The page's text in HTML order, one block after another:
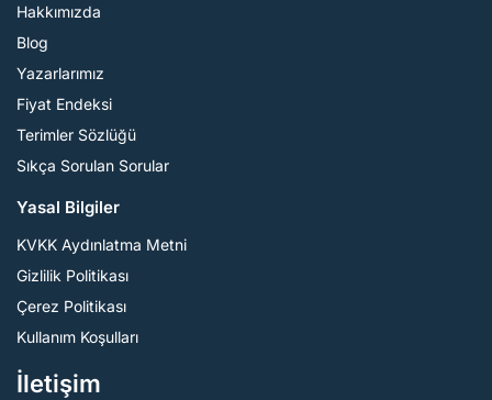
Hakkımızda
Blog
Yazarlarımız
Fiyat Endeksi
Terimler Sözlüğü
Sıkça Sorulan Sorular
Yasal Bilgiler
KVKK Aydınlatma Metni
Gizlilik Politikası
Çerez Politikası
Kullanım Koşulları
İletişim